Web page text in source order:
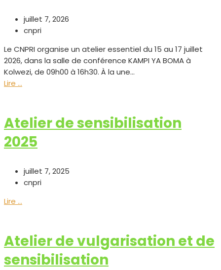
juillet 7, 2026
cnpri
Le CNPRI organise un atelier essentiel du 15 au 17 juillet
2026, dans la salle de conférence KAMPI YA BOMA à
Kolwezi, de 09h00 à 16h30. À la une...
Lire ...
Atelier de sensibilisation
2025
juillet 7, 2025
cnpri
Lire ...
Atelier de vulgarisation et de
sensibilisation